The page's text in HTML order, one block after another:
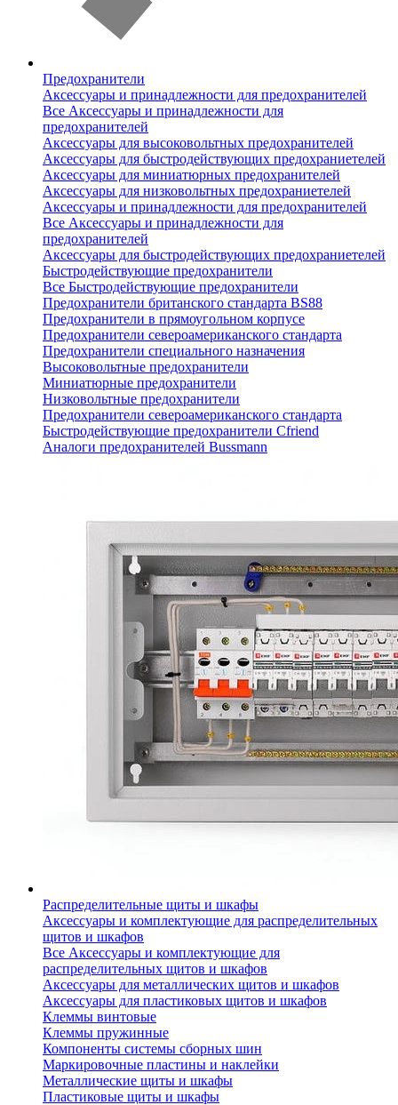
Предохранители
Аксессуары и принадлежности для предохранителей
Все Аксессуары и принадлежности для
предохранителей
Аксессуары для высоковольтных предохранителей
Аксессуары для быстродействующих предохраниетелей
Аксессуары для миниатюрных предохранителей
Аксессуары для низковольтных предохраниетелей
Аксессуары и принадлежности для предохранителей
Все Аксессуары и принадлежности для
предохранителей
Аксессуары для быстродействующих предохраниетелей
Быстродействующие предохранители
Все Быстродействующие предохранители
Предохранители британского стандарта BS88
Предохранители в прямоугольном корпусе
Предохранители североамериканского стандарта
Предохранители специального назначения
Высоковольтные предохранители
Миниатюрные предохранители
Низковольтные предохранители
Предохранители североамериканского стандарта
Быстродействующие предохранители Cfriend
Аналоги предохранителей Bussmann
Распределительные щиты и шкафы
Аксессуары и комплектующие для распределительных
щитов и шкафов
Все Аксессуары и комплектующие для
распределительных щитов и шкафов
Аксессуары для металлических щитов и шкафов
Аксессуары для пластиковых щитов и шкафов
Клеммы винтовые
Клеммы пружинные
Компоненты системы сборных шин
Маркировочные пластины и наклейки
Металлические щиты и шкафы
Пластиковые щиты и шкафы